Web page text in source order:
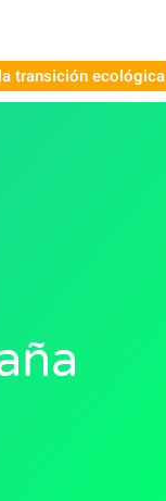
transición ecológica